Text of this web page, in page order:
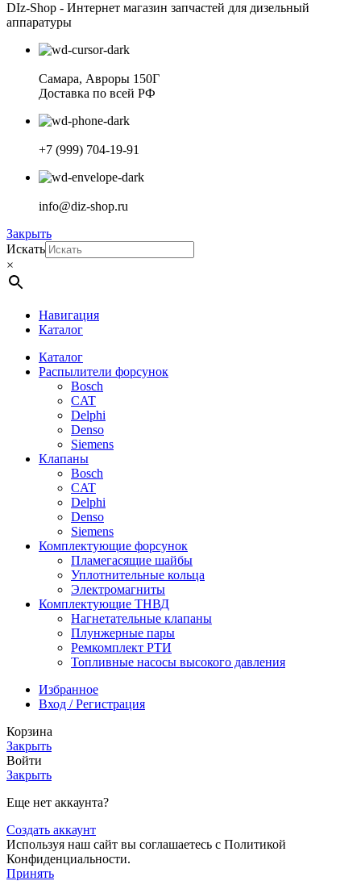
DIz-Shop - Интернет магазин запчастей для дизельный
аппаратуры
Самара, Авроры 150Г
Доставка по всей РФ
+7 (999) 704-19-91
info@diz-shop.ru
Закрыть
Искать
×
Навигация
Каталог
Каталог
Распылители форсунок
Bosch
CAT
Delphi
Denso
Siemens
Клапаны
Bosch
CAT
Delphi
Denso
Siemens
Комплектующие форсунок
Пламегасящие шайбы
Уплотнительные кольца
Электромагниты
Комплектующие ТНВД
Нагнетательные клапаны
Плунжерные пары
Ремкомплект РТИ
Топливные насосы высокого давления
Избранное
Вход / Регистрация
Корзина
Закрыть
Войти
Закрыть
Еще нет аккаунта?
Создать аккаунт
Используя наш сайт вы соглашаетесь с Политикой
Конфиденциальности.
Принять